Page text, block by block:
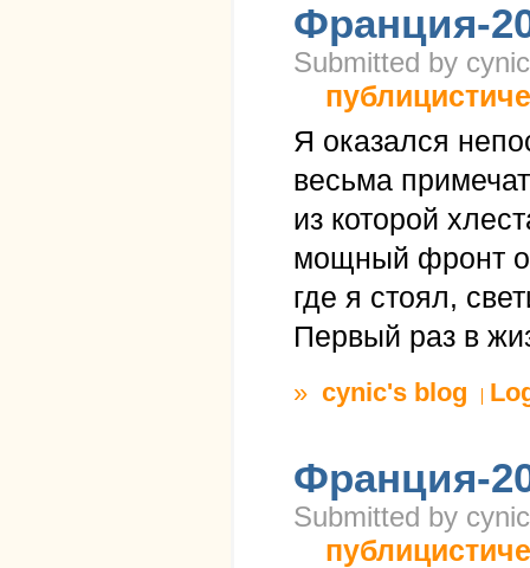
Франция-
Submitted by
Я оказался
весьма
из которой
мощный фронт
где я стоял,
Первый раз в
» cynic's blog
Франция-
Submitted by